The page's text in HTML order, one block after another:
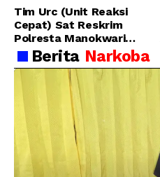
Tim Urc (Unit Reaksi
Cepat) Sat Reskrim
Polresta Manokwari
Berhasil Tangkap 2
Pelaku Pengeroyokan di
Taman Ria kab.
Manokwari
Berita Narkoba